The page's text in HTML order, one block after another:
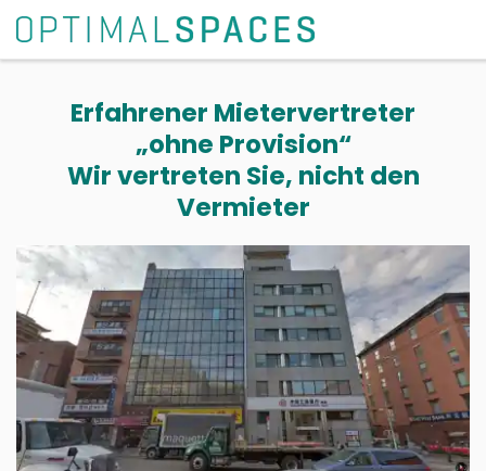
Erfahrener Mietervertreter
„ohne Provision“
Wir vertreten Sie, nicht den
Vermieter